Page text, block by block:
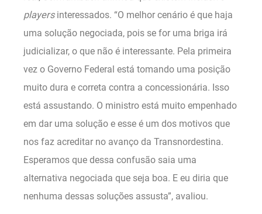
players interessados. “O melhor cenário é que haja
uma solução negociada, pois se for uma briga irá
judicializar, o que não é interessante. Pela primeira
vez o Governo Federal está tomando uma posição
muito dura e correta contra a concessionária. Isso
está assustando. O ministro está muito empenhado
em dar uma solução e esse é um dos motivos que
nos faz acreditar no avanço da Transnordestina.
Esperamos que dessa confusão saia uma
alternativa negociada que seja boa. E eu diria que
nenhuma dessas soluções assusta”, avaliou.